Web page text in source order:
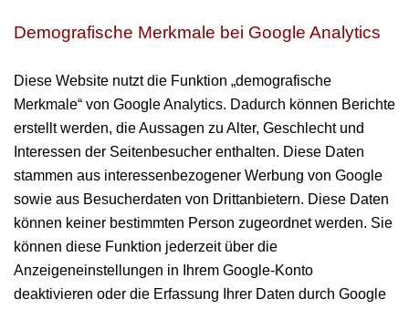
Demografische Merkmale bei Google Analytics
Diese Website nutzt die Funktion „demografische
Merkmale“ von Google Analytics. Dadurch können Berichte
erstellt werden, die Aussagen zu Alter, Geschlecht und
Interessen der Seitenbesucher enthalten. Diese Daten
stammen aus interessenbezogener Werbung von Google
sowie aus Besucherdaten von Drittanbietern. Diese Daten
können keiner bestimmten Person zugeordnet werden. Sie
können diese Funktion jederzeit über die
Anzeigeneinstellungen in Ihrem Google-Konto
deaktivieren oder die Erfassung Ihrer Daten durch Google